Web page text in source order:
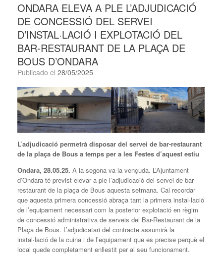
ONDARA ELEVA A PLE L’ADJUDICACIÓ
DE CONCESSIÓ DEL SERVEI
D’INSTAL·LACIÓ I EXPLOTACIÓ DEL
BAR-RESTAURANT DE LA PLAÇA DE
BOUS D’ONDARA
Publicado el 28/05/2025
L’adjudicació permetrà disposar del servei de bar-restaurant
de la plaça de Bous a temps per a les Festes d’aquest estiu
Ondara, 28.05.25. A la segona va la vençuda. L’Ajuntament
d’Ondara té previst elevar a ple l’adjudicació del servei de bar-
restaurant de la plaça de Bous aquesta setmana. Cal recordar
que aquesta primera concessió abraça tant la primera instal·lació
de l’equipament necessari com la posterior explotació en règim
de concessió administrativa de serveis del Bar-Restaurant de la
Plaça de Bous. L’adjudicatari del contracte assumirà la
instal·lació de la cuina i de l’equipament que es precise perquè el
local quede completament enllestit per al seu funcionament.